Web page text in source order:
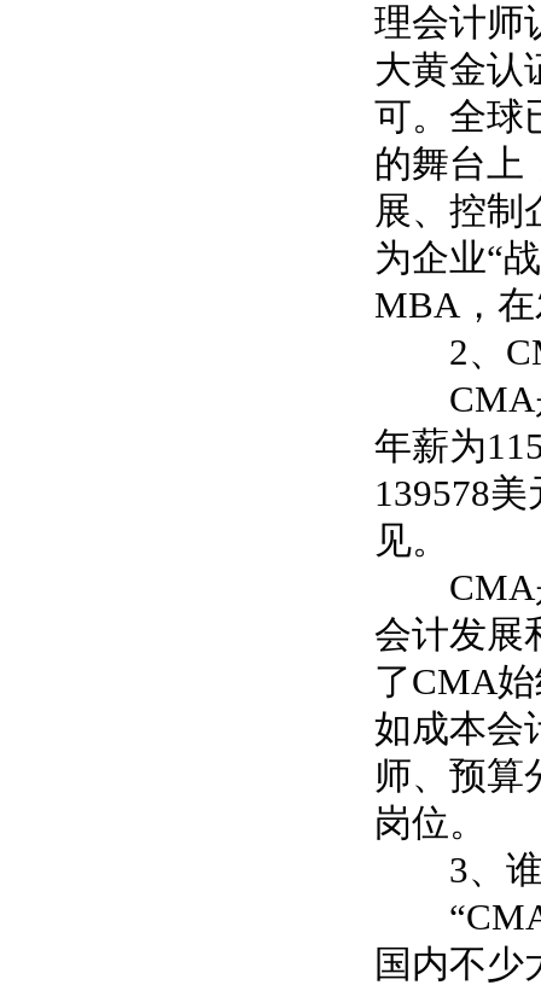
理会计师
大黄金认
可。全球
的舞台上
展、控制
为企业“
MBA，
2、
CMA
年薪为
139578美
见。
CMA
会计发展
了CMA
如成本会
师、预算
岗位。
3、
国内不少